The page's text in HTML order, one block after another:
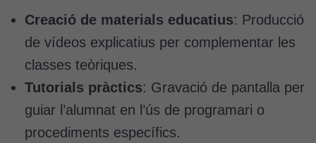
Creació de materials educatius: Producció
de vídeos explicatius per complementar les
classes teòriques.
Tutorials pràctics: Gravació de pantalla per
guiar l’alumnat en l’ús de programari o
procediments específics.